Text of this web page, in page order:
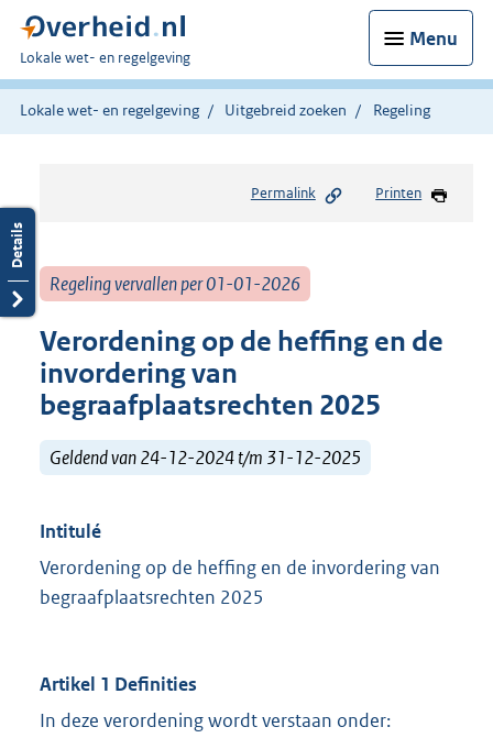
Menu
U
bent
hier:
Lokale wet- en regelgeving
Lokale wet- en regelgeving Uitgebreid zoeken Regeling
Permalink Printen
Regeling vervallen per 01-01-2026
Verordening op de heffing en de
invordering van
begraafplaatsrechten 2025
Geldend van 24-12-2024 t/m 31-12-2025
Intitulé
Verordening op de heffing en de invordering van
begraafplaatsrechten 2025
Artikel 1 Definities
In deze verordening wordt verstaan onder: